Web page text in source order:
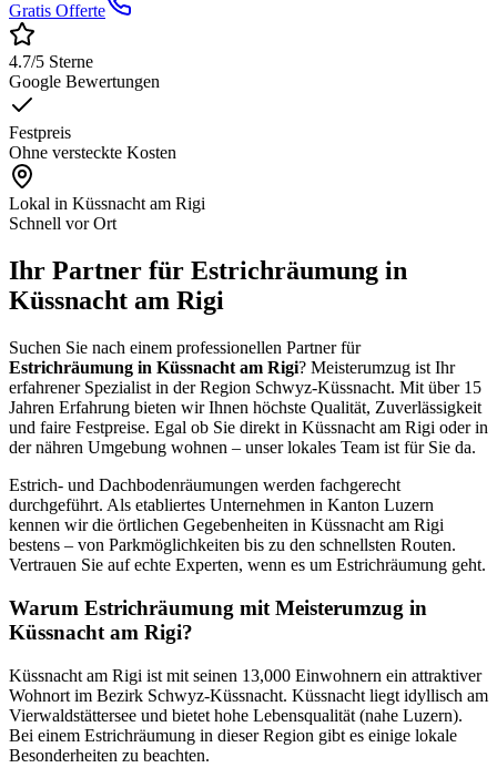
Gratis Offerte
4.7/5 Sterne
Google Bewertungen
Festpreis
Ohne versteckte Kosten
Lokal in Küssnacht am Rigi
Schnell vor Ort
Ihr Partner für Estrichräumung in
Küssnacht am Rigi
Suchen Sie nach einem professionellen Partner für
Estrichräumung in Küssnacht am Rigi? Meisterumzug ist Ihr
erfahrener Spezialist in der Region Schwyz-Küssnacht. Mit über 15
Jahren Erfahrung bieten wir Ihnen höchste Qualität, Zuverlässigkeit
und faire Festpreise. Egal ob Sie direkt in Küssnacht am Rigi oder in
der nähren Umgebung wohnen – unser lokales Team ist für Sie da.
Estrich- und Dachbodenräumungen werden fachgerecht
durchgeführt. Als etabliertes Unternehmen in Kanton Luzern
kennen wir die örtlichen Gegebenheiten in Küssnacht am Rigi
bestens – von Parkmöglichkeiten bis zu den schnellsten Routen.
Vertrauen Sie auf echte Experten, wenn es um Estrichräumung geht.
Warum Estrichräumung mit Meisterumzug in
Küssnacht am Rigi?
Küssnacht am Rigi ist mit seinen 13,000 Einwohnern ein attraktiver
Wohnort im Bezirk Schwyz-Küssnacht. Küssnacht liegt idyllisch am
Vierwaldstättersee und bietet hohe Lebensqualität (nahe Luzern).
Bei einem Estrichräumung in dieser Region gibt es einige lokale
Besonderheiten zu beachten.